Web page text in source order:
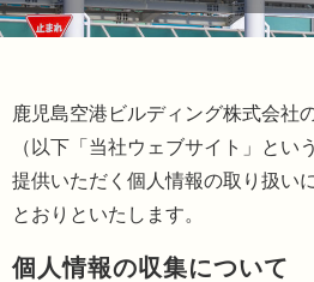
鹿児島空港ビルディング株式会社
（以下「当社ウェブサイト」とい
提供いただく個人情報の取り扱い
とおりといたします。
個人情報の収集について